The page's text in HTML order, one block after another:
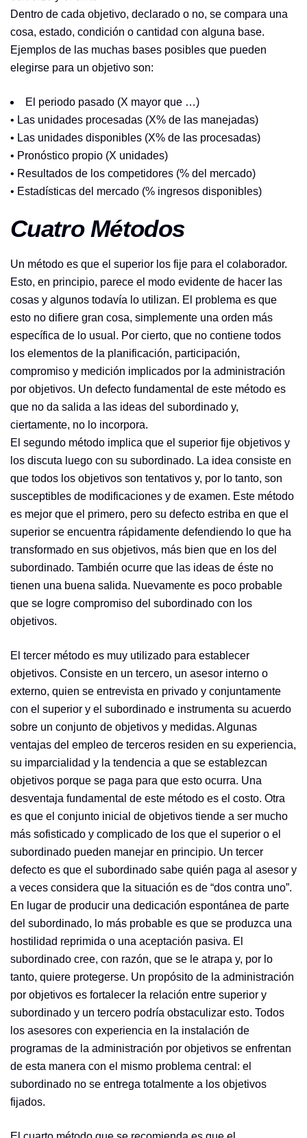
Dentro de cada objetivo, declarado o no, se compara una
cosa, estado, condición o cantidad con alguna base.
Ejemplos de las muchas bases posibles que pueden
elegirse para un objetivo son:
El periodo pasado (X mayor que …)
• Las unidades procesadas (X% de las manejadas)
• Las unidades disponibles (X% de las procesadas)
• Pronóstico propio (X unidades)
• Resultados de los competidores (% del mercado)
• Estadísticas del mercado (% ingresos disponibles)
Cuatro Métodos
Un método es que el superior los fije para el colaborador.
Esto, en principio, parece el modo evidente de hacer las
cosas y algunos todavía lo utilizan. El problema es que
esto no difiere gran cosa, simplemente una orden más
específica de lo usual. Por cierto, que no contiene todos
los elementos de la planificación, participación,
compromiso y medición implicados por la administración
por objetivos. Un defecto fundamental de este método es
que no da salida a las ideas del subordinado y,
ciertamente, no lo incorpora.
El segundo método implica que el superior fije objetivos y
los discuta luego con su subordinado. La idea consiste en
que todos los objetivos son tentativos y, por lo tanto, son
susceptibles de modificaciones y de examen. Este método
es mejor que el primero, pero su defecto estriba en que el
superior se encuentra rápidamente defendiendo lo que ha
transformado en sus objetivos, más bien que en los del
subordinado. También ocurre que las ideas de éste no
tienen una buena salida. Nuevamente es poco probable
que se logre compromiso del subordinado con los
objetivos.
El tercer método es muy utilizado para establecer
objetivos. Consiste en un tercero, un asesor interno o
externo, quien se entrevista en privado y conjuntamente
con el superior y el subordinado e instrumenta su acuerdo
sobre un conjunto de objetivos y medidas. Algunas
ventajas del empleo de terceros residen en su experiencia,
su imparcialidad y la tendencia a que se establezcan
objetivos porque se paga para que esto ocurra. Una
desventaja fundamental de este método es el costo. Otra
es que el conjunto inicial de objetivos tiende a ser mucho
más sofisticado y complicado de los que el superior o el
subordinado pueden manejar en principio. Un tercer
defecto es que el subordinado sabe quién paga al asesor y
a veces considera que la situación es de “dos contra uno”.
En lugar de producir una dedicación espontánea de parte
del subordinado, lo más probable es que se produzca una
hostilidad reprimida o una aceptación pasiva. El
subordinado cree, con razón, que se le atrapa y, por lo
tanto, quiere protegerse. Un propósito de la administración
por objetivos es fortalecer la relación entre superior y
subordinado y un tercero podría obstaculizar esto. Todos
los asesores con experiencia en la instalación de
programas de la administración por objetivos se enfrentan
de esta manera con el mismo problema central: el
subordinado no se entrega totalmente a los objetivos
fijados.